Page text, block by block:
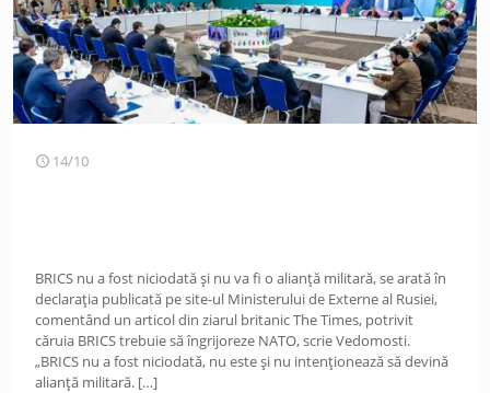
14/10
BRICS nu a fost niciodată și nu va fi o alianță militară, se arată în
declarația publicată pe site-ul Ministerului de Externe al Rusiei,
comentând un articol din ziarul britanic The Times, potrivit
căruia BRICS trebuie să îngrijoreze NATO, scrie Vedomosti.
„BRICS nu a fost niciodată, nu este și nu intenționează să devină
alianță militară. […]